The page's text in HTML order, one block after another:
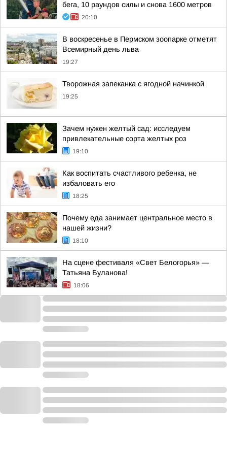
бега, 10 раундов силы и снова 1600 метров
20:10
В воскресенье в Пермском зоопарке отметят
Всемирный день льва
19:27
Творожная запеканка с ягодной начинкой
19:25
Зачем нужен желтый сад: исследуем
привлекательные сорта желтых роз
19:10
Как воспитать счастливого ребенка, не
избаловать его
18:25
Почему еда занимает центральное место в
нашей жизни?
18:10
На сцене фестиваля «Свет Белогорья» —
Татьяна Буланова!
18:06